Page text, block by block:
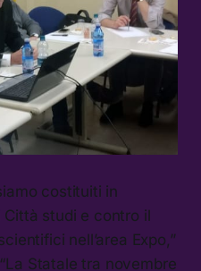
costituiti in
Città studi e contro il
nell’area Expo,”
Statale tra novembre